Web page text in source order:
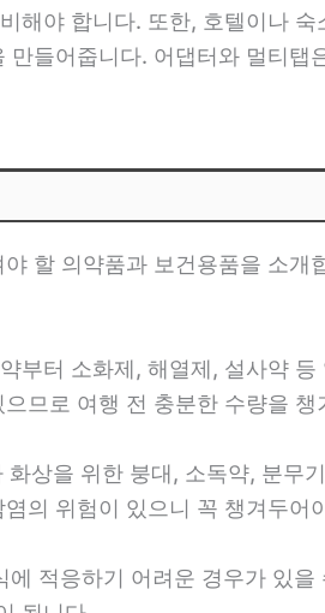
해야 합니다. 또한, 호텔이나
만들어줍니다. 어댑터와 멀티
할 의약품과 보건용품을 소
부터 소화제, 해열제, 설사약
므로 여행 전 충분한 수량을
상을 위한 붕대, 소독약, 분무
의 위험이 있으니 꼭 챙겨두어
적응하기 어려운 경우가 있